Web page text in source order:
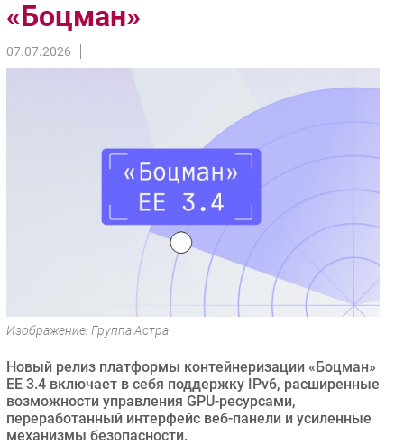
Рынок ПК
Маркетинг
Торговые сети
Регулирование
Гаджеты
Здоровье
РАЗДЕЛЫ
«Боцман»
07.07.2026
Изображение: Группа Астра
Новый релиз платформы контейнеризации «Боцман»
ЕЕ 3.4 включает в себя поддержку IPv6, расширенные
возможности управления GPU-ресурсами,
переработанный интерфейс веб-панели и усиленные
механизмы безопасности.